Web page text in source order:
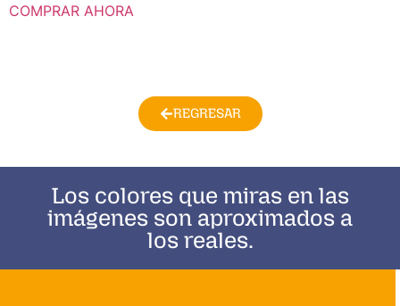
COMPRAR AHORA
REGRESAR
Los colores que miras en las
imágenes son aproximados a
los reales.